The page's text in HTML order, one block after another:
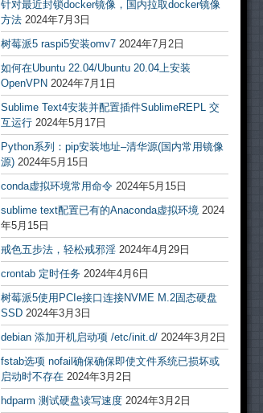
针对最近封锁docker镜像，国内拉取docker镜像
方法 2024年7月3日
树莓派5 raspi5安装omv7 2024年7月2日
如何在Ubuntu 22.04/Ubuntu 20.04上安装
OpenVPN 2024年7月1日
Sublime Text4安装并配置插件SublimeREPL 交
互运行 2024年5月17日
Python系列：pip安装地址–清华源(国内常用镜像
源) 2024年5月15日
conda虚拟环境常用命令 2024年5月15日
sublime text配置已有的Anaconda虚拟环境 2024
年5月15日
戒色五步法，轻松戒邪淫 2024年4月29日
crontab 定时任务 2024年4月6日
树莓派5使用PCIe接口连接NVME M.2固态硬盘
SSD 2024年3月3日
debian 添加开机启动项 /etc/init.d/ 2024年3月2日
fstab选项 nofail确保确保即使文件系统已损坏或
启动时不存在 2024年3月2日
hdparm 测试硬盘读写速度 2024年3月2日